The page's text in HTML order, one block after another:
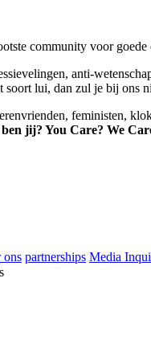
community voor
anti-
lui, dan zul je bij ons
feministen,
jij? You Care? We
ons partnerships Media